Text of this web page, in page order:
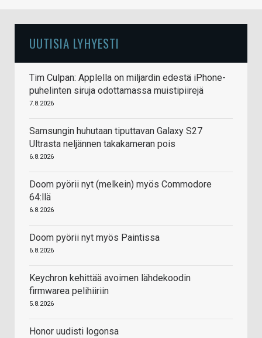
UUTISIA LYHYESTI
Tim Culpan: Applella on miljardin edestä iPhone-
puhelinten siruja odottamassa muistipiirejä
7.8.2026
Samsungin huhutaan tiputtavan Galaxy S27
Ultrasta neljännen takakameran pois
6.8.2026
Doom pyörii nyt (melkein) myös Commodore
64:llä
6.8.2026
Doom pyörii nyt myös Paintissa
6.8.2026
Keychron kehittää avoimen lähdekoodin
firmwarea pelihiiriin
5.8.2026
Honor uudisti logonsa